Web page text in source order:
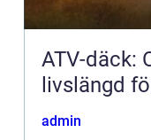
ATV-däck:
livslängd
admin